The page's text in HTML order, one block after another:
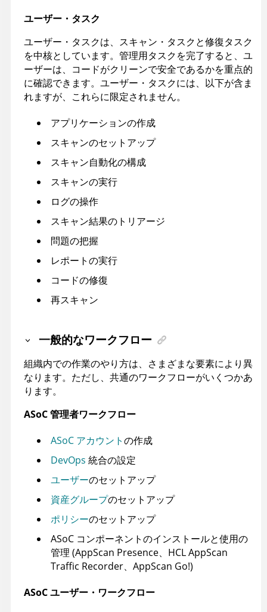
ユーザー・タスク
ユーザー・タスクは、スキャン・タスクと修復タスク
を中核としています。管理用タスクを完了すると、ユ
ーザーは、コードがクリーンで安全であるかを重点的
に確認できます。ユーザー・タスクには、以下が含ま
れますが、これらに限定されません。
アプリケーションの作成
スキャンのセットアップ
スキャン自動化の構成
スキャンの実行
ログの操作
スキャン結果のトリアージ
問題の把握
レポートの実行
コードの修復
再スキャン
一般的なワークフロー
組織内での作業のやり方は、さまざまな要素により異
なります。ただし、共通のワークフローがいくつかあ
ります。
ASoC管理者ワークフロー
ASoC アカウントの作成
DevOps 統合の設定
ユーザーのセットアップ
資産グループのセットアップ
ポリシーのセットアップ
ASoC コンポーネントのインストールと使用の
管理 (AppScan Presence、 HCL AppScan
Traffic Recorder、 AppScan Go!)
ASoCユーザー・ワークフロー